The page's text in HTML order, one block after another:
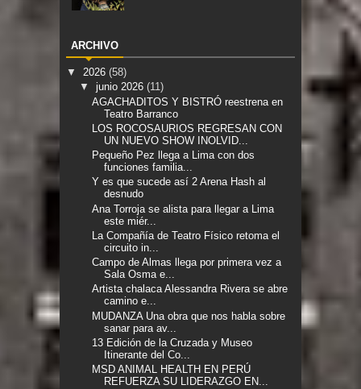
ARCHIVO
▼ 2026 (58)
▼ junio 2026 (11)
AGACHADITOS Y BISTRÓ reestrena en
Teatro Barranco
LOS ROCOSAURIOS REGRESAN CON
UN NUEVO SHOW INOLVID...
Pequeño Pez llega a Lima con dos
funciones familia...
Y es que sucede así 2 Arena Hash al
desnudo
Ana Torroja se alista para llegar a Lima
este miér...
La Compañía de Teatro Físico retoma el
circuito in...
Campo de Almas llega por primera vez a
Sala Osma e...
Artista chalaca Alessandra Rivera se abre
camino e...
MUDANZA Una obra que nos habla sobre
sanar para av...
13 Edición de la Cruzada y Museo
Itinerante del Co...
MSD ANIMAL HEALTH EN PERÚ
REFUERZA SU LIDERAZGO EN...